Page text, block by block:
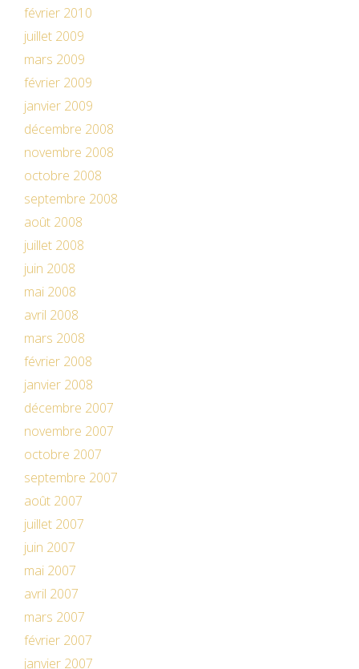
février 2010
juillet 2009
mars 2009
février 2009
janvier 2009
décembre 2008
novembre 2008
octobre 2008
septembre 2008
août 2008
juillet 2008
juin 2008
mai 2008
avril 2008
mars 2008
février 2008
janvier 2008
décembre 2007
novembre 2007
octobre 2007
septembre 2007
août 2007
juillet 2007
juin 2007
mai 2007
avril 2007
mars 2007
février 2007
janvier 2007